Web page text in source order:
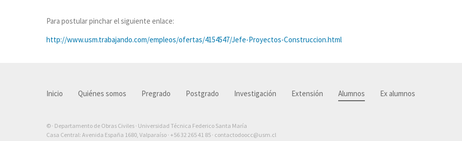
Para postular pinchar el siguiente enlace:
http://www.usm.trabajando.com/empleos/ofertas/4154547/Jefe-Proyectos-Construccion.html
Inicio Quiénes somos Pregrado Postgrado Investigación Extensión Alumnos Ex alumnos
© · Departamento de Obras Civiles · Universidad Técnica Federico Santa María
Casa Central: Avenida España 1680, Valparaíso · +56 32 265 41 85 · contactodoocc@usm.cl